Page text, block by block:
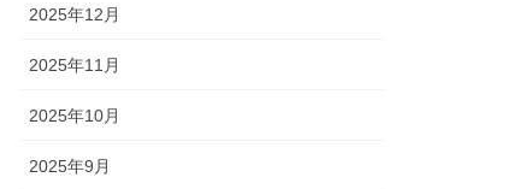
2025年12月
2025年11月
2025年10月
2025年9月